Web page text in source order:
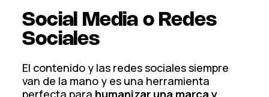
Social Media o Redes
Sociales
El contenido y las redes sociales siempre
van de la mano y es una herramienta
perfecta para humanizar una marca y